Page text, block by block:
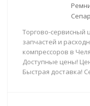
Торгово-сервисный
запчастей и
компрессоров в
Доступные цены!
Быстрая доставка!